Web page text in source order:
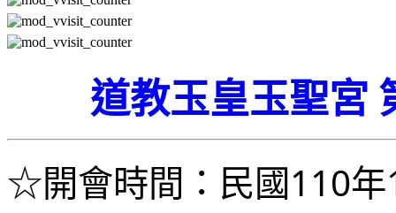
道教玉皇玉聖宮
☆開會時間： 民國110